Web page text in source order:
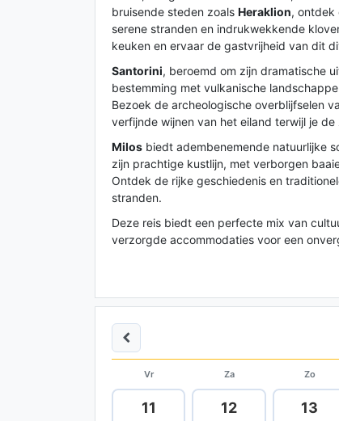
bruisende steden zoals Heraklion, ontdek
serene stranden en indrukwekkende
keuken en ervaar de gastvrijheid van dit
Santorini, beroemd om zijn dramatische
bestemming met vulkanische
Bezoek de archeologische overblijfselen
verfijnde wijnen van het eiland terwijl je
Milos biedt adembenemende natuurlijke
zijn prachtige kustlijn, met verborgen
Ontdek de rijke geschiedenis en
stranden.
Deze reis biedt een perfecte mix van
verzorgde accommodaties voor een
Vr Za Zo
11 12 13